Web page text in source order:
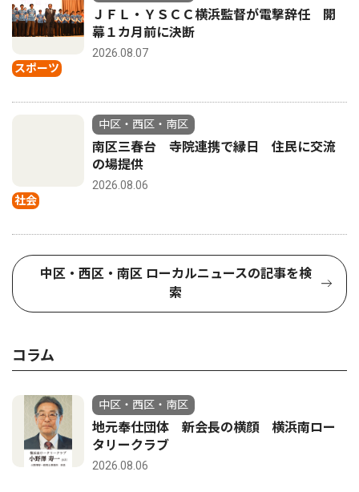
スポーツ
ＪＦＬ・ＹＳＣＣ横浜監督が電撃辞任 開
幕１カ月前に決断
2026.08.07
社会
中区・西区・南区
南区三春台 寺院連携で縁日 住民に交流
の場提供
2026.08.06
中区・西区・南区 ローカルニュースの記事を検
索
コラム
中区・西区・南区
地元奉仕団体 新会長の横顔 横浜南ロー
タリークラブ
2026.08.06